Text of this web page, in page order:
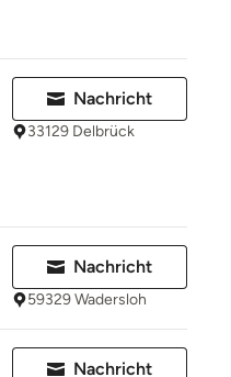
Nachricht
33129 Delbrück
Nachricht
59329 Wadersloh
Nachricht